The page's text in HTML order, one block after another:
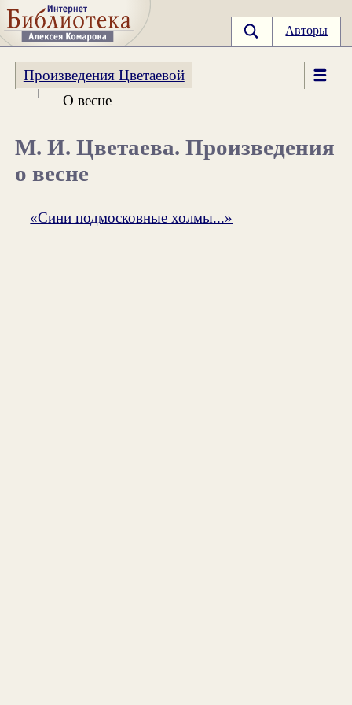
Авторы
Произведения Цветаевой
О весне
М. И. Цветаева. Произведения
о весне
«Сини подмосковные холмы...»